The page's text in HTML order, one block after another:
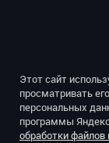
Этот сайт
просматривать
персональных
программы
обработки файлов